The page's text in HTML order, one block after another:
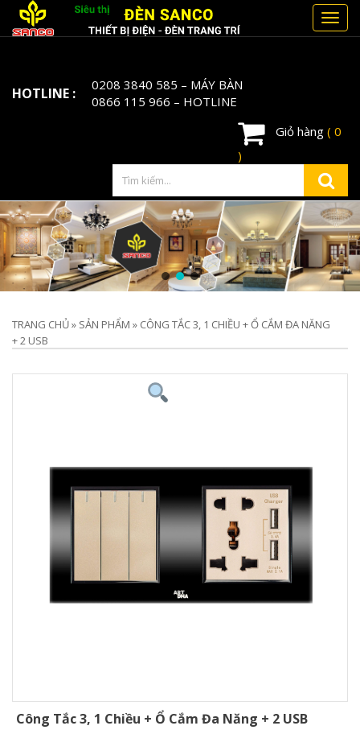
HOTLINE : 0208 3840 585 – MÁY BÀN
0866 115 966 – HOTLINE
Giỏ hàng ( 0
)
TRANG CHỦ» SẢN PHẨM » CÔNG TẮC 3, 1 CHIỀU + Ổ CẮM ĐA NĂNG
+ 2 USB
Công Tắc 3, 1 Chiều + Ổ Cắm Đa Năng + 2 USB